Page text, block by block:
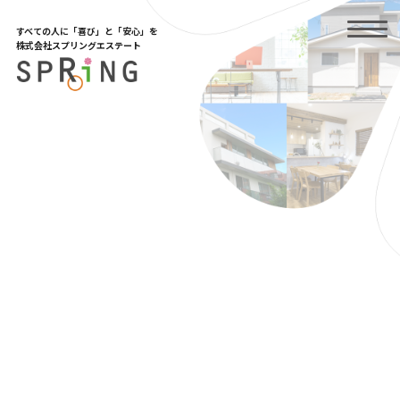
the
content
すべての人に「喜び」と「安心」を
株式会社スプリングエステート